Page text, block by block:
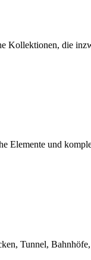
Kollektionen, die
Elemente und
Tunnel,